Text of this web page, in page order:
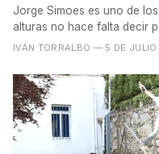
Jorge Simoes es uno de
alturas no hace falta decir
IVÁN TORRALBO — 5 DE JULIO